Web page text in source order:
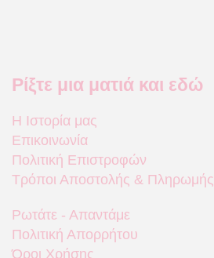
Ρίξτε μια ματιά και εδώ
Η Ιστορία μας
Επικοινωνία
Πολιτική Επιστροφών
Τρόποι Αποστολής & Πληρωμής
Ρωτάτε - Απαντάμε
Πολιτική Απορρήτου
Όροι Χρήσης